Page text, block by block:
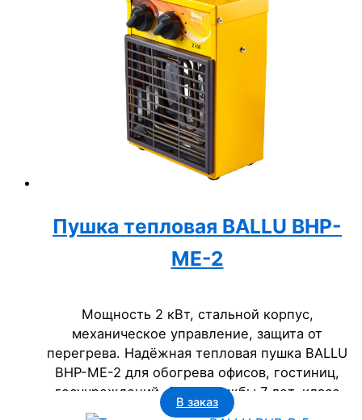
Пушка тепловая BALLU BHP-
ME-2
Мощность 2 кВт, стальной корпус,
механическое управление, защита от
перегрева. Надёжная тепловая пушка BALLU
BHP-ME-2 для обогрева офисов, гостиниц,
госучреждений. Срок службы 7 лет, класс
IP20.
В заказ